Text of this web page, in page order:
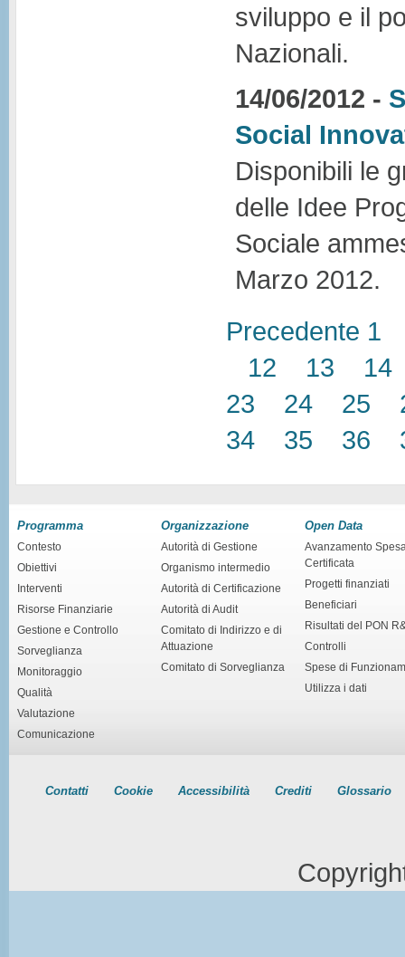
sviluppo e il
Nazionali.
14/06/2012 -
Social
Disponibili le
delle Idee
Sociale
Marzo 2012.
Precedente 1
12
13
14
23
24 25
34
35 36
Programma
Contesto
Obiettivi
Interventi
Risorse Finanziarie
Gestione e Controllo
Sorveglianza
Monitoraggio
Qualità
Valutazione
Comunicazione
Organizzazione
Autorità di Gestione
Organismo intermedio
Autorità di Certificazione
Autorità di Audit
Comitato di Indirizzo e di
Attuazione
Comitato di Sorveglianza
Open Data
Avanzamento
Certificata
Progetti finanziati
Beneficiari
Risultati del PON
Controlli
Spese di
Utilizza i dati
Contatti Cookie Accessibilità Crediti Glossario